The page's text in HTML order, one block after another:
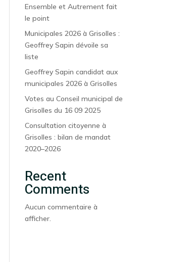
Ensemble et Autrement fait
le point
Municipales 2026 à Grisolles :
Geoffrey Sapin dévoile sa
liste
Geoffrey Sapin candidat aux
municipales 2026 à Grisolles
Votes au Conseil municipal de
Grisolles du 16 09 2025
Consultation citoyenne à
Grisolles : bilan de mandat
2020–2026
Recent
Comments
Aucun commentaire à
afficher.